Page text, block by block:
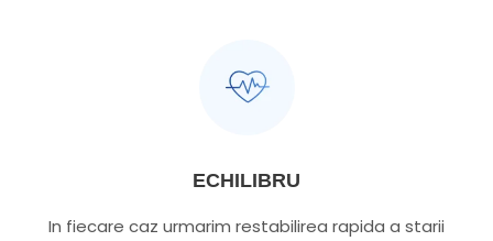
ECHILIBRU
In fiecare caz urmarim restabilirea rapida a starii